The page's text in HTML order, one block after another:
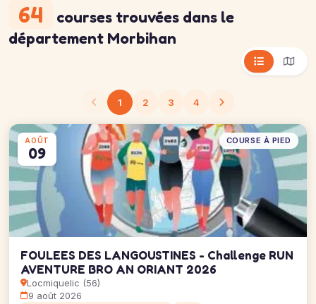
64 courses trouvées dans le
département Morbihan
1 2 3 4
AOÛT
09
COURSE À PIED
FOULEES DES LANGOUSTINES - Challenge RUN
AVENTURE BRO AN ORIANT 2026
Locmiquelic (56)
9 août 2026